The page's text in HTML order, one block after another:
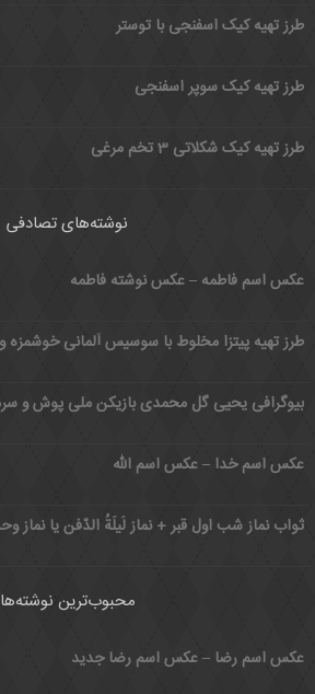
طرز تهیه کیک اسفنجی با توستر
طرز تهیه کیک سوپر اسفنجی
طرز تهیه کیک شکلاتی 3 تخم مرغی
نوشته‌های تصادفی
عکس اسم فاطمه – عکس نوشته فاطمه
عکس اسم خدا – عکس اسم الله
محبوب‌ترین نوشته‌ها
عکس اسم رضا – عکس اسم رضا جدید